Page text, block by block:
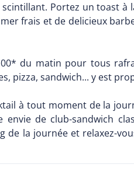
Portez un toast
frais et de delicieux
du matin pour tous
pizza, sandwich... y est
à tout moment de la
de club-sandwich
la journée et relaxez-